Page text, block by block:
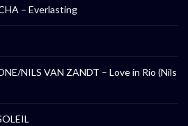
– Everlasting
NILS VAN ZANDT – Love in Rio (Nils